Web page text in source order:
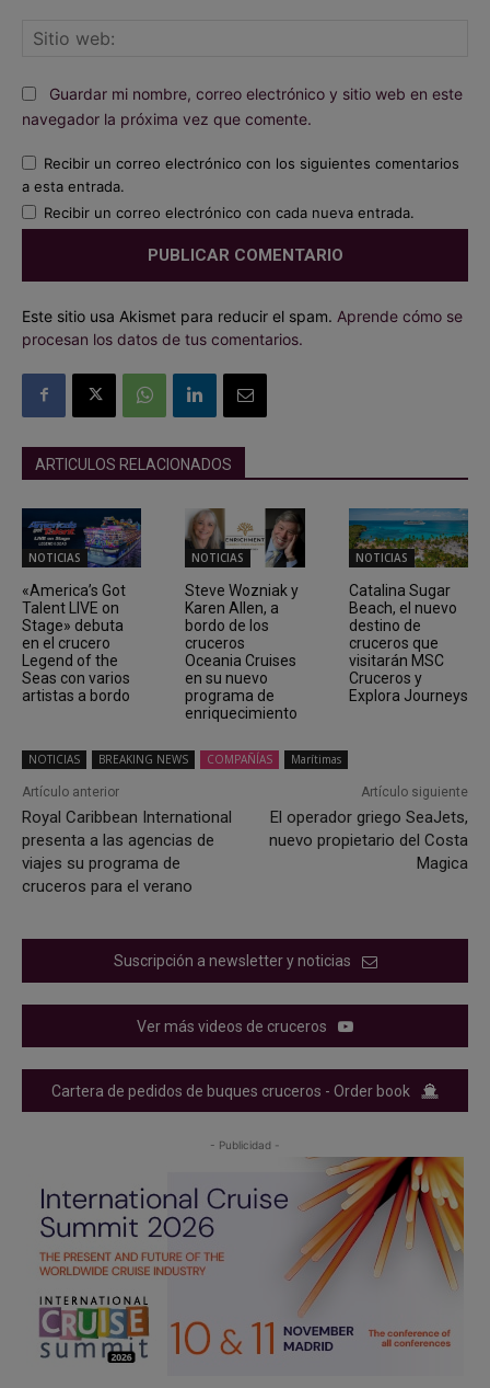
Guardar mi nombre, correo electrónico y sitio web en este
navegador la próxima vez que comente.
Recibir un correo electrónico con los siguientes comentarios
a esta entrada.
Recibir un correo electrónico con cada nueva entrada.
Este sitio usa Akismet para reducir el spam. Aprende cómo se
procesan los datos de tus comentarios.
ARTICULOS RELACIONADOS
NOTICIAS
«America’s Got
Talent LIVE on
Stage» debuta
en el crucero
Legend of the
Seas con varios
artistas a bordo
NOTICIAS
Steve Wozniak y
Karen Allen, a
bordo de los
cruceros
Oceania Cruises
en su nuevo
programa de
enriquecimiento
NOTICIAS
Catalina Sugar
Beach, el nuevo
destino de
cruceros que
visitarán MSC
Cruceros y
Explora Journeys
NOTICIAS BREAKING NEWS COMPAÑÍAS Marítimas
Artículo anterior
Royal Caribbean International
presenta a las agencias de
viajes su programa de
cruceros para el verano
Artículo siguiente
El operador griego SeaJets,
nuevo propietario del Costa
Magica
Suscripción a newsletter y noticias
Ver más videos de cruceros
Cartera de pedidos de buques cruceros - Order book
- Publicidad -